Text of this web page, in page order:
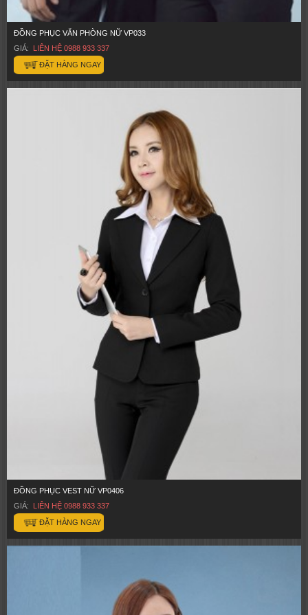
ĐỒNG PHỤC VĂN PHÒNG NỮ VP033
GIÁ: LIÊN HỆ 0988 933 337
ĐẶT HÀNG NGAY
ĐỒNG PHỤC VEST NỮ VP0406
GIÁ:
LIÊN HỆ 0988 933 337
ĐẶT HÀNG NGAY